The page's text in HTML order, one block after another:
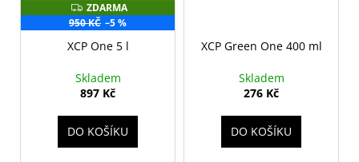
Z
D
A
R
M
ZDARMA
950 KČ –5 %
XCP One 5 l
Skladem
897 Kč
DO KOŠÍKU
XCP Green One 400 ml
Skladem
276 Kč
DO KOŠÍKU